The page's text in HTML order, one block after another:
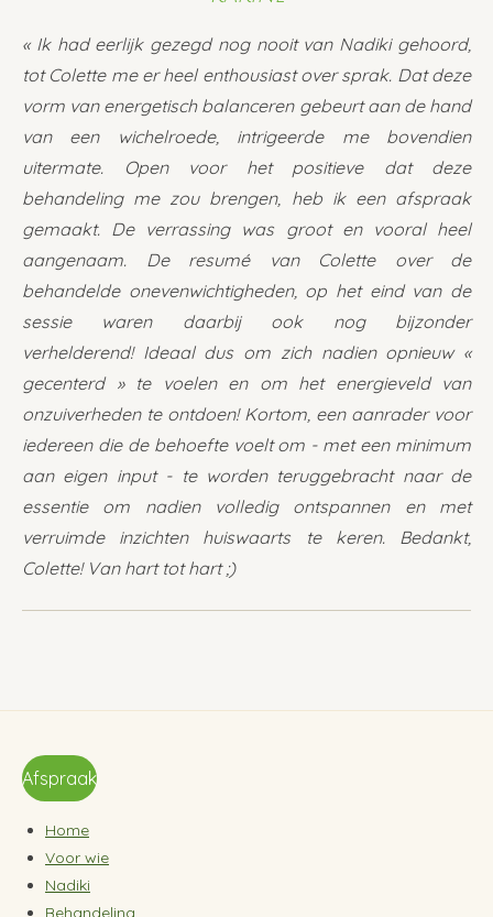
« Ik had eerlijk gezegd nog nooit van Nadiki gehoord,
tot Colette me er heel enthousiast over sprak. Dat deze
vorm van energetisch balanceren gebeurt aan de hand
van een wichelroede, intrigeerde me bovendien
uitermate.
Open voor het positieve dat deze
behandeling me zou brengen, heb ik een afspraak
gemaakt. De verrassing was groot en vooral heel
aangenaam. De resumé van Colette over de
behandelde onevenwichtigheden, op het eind van de
sessie waren daarbij ook nog bijzonder
verhelderend! Ideaal dus om zich nadien opnieuw «
gecenterd » te voelen en om het energieveld van
onzuiverheden te ontdoen! Kortom, een aanrader voor
iedereen die de behoefte voelt om - met een minimum
aan eigen input - te worden teruggebracht naar de
essentie om nadien volledig ontspannen en met
verruimde inzichten huiswaarts te keren. Bedankt,
Colette! Van hart tot hart ;)
Afspraak
Home
Voor wie
Nadiki
Behandeling